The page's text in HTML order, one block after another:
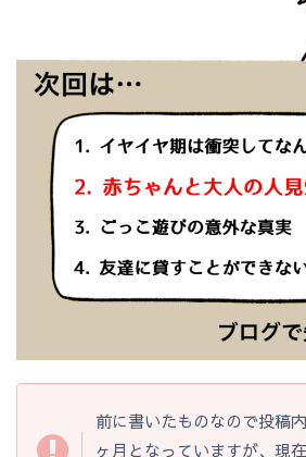
前に書いたものなので投稿
ヶ月となっていますが、現